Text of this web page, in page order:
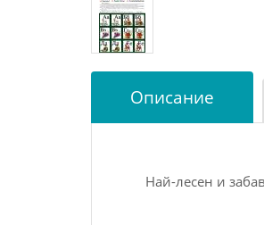
Описание
Най-лесен и